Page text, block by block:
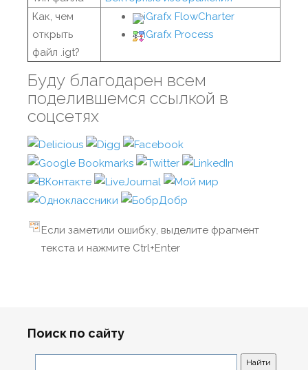
Как, чем
открыть
файл .igt?
iGrafx FlowCharter
iGrafx Process
Буду благодарен всем
поделившемся ссылкой в
соцсетях
Если заметили ошибку, выделите фрагмент
текста и нажмите Ctrl+Enter
Поиск по сайту